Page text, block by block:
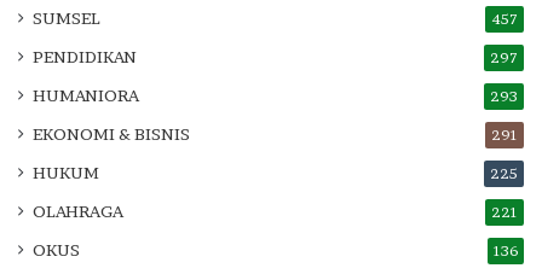
SUMSEL 457
PENDIDIKAN 297
HUMANIORA 293
EKONOMI & BISNIS 291
HUKUM 225
OLAHRAGA 221
OKUS 136